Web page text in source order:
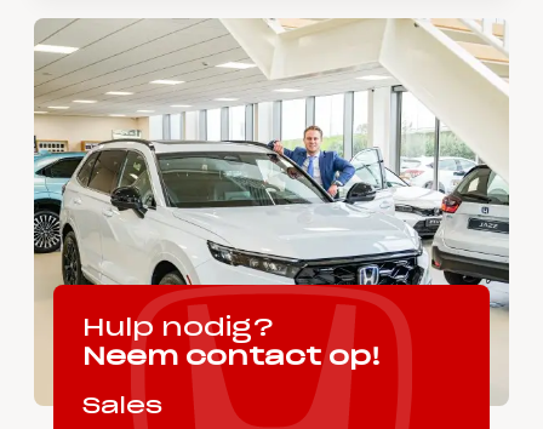
Hulp nodig?
Neem contact op!
Sales